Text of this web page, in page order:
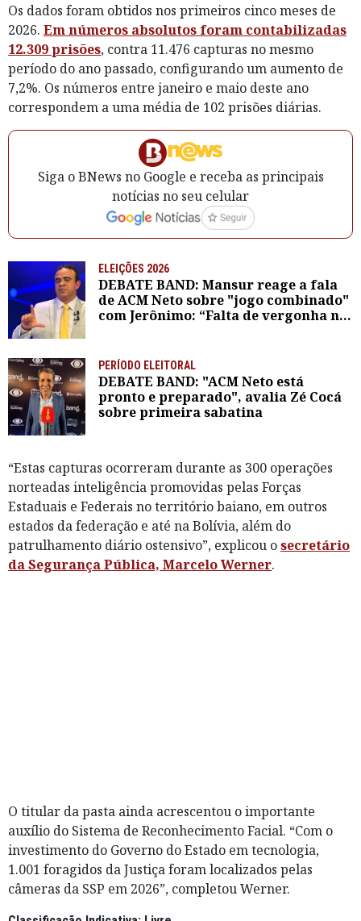
Os dados foram obtidos nos primeiros cinco meses de
2026. Em números absolutos foram contabilizadas
12.309 prisões, contra 11.476 capturas no mesmo
período do ano passado, configurando um aumento de
7,2%. Os números entre janeiro e maio deste ano
correspondem a uma média de 102 prisões diárias.
Siga o BNews no Google e receba as principais
notícias no seu celular
ELEIÇÕES 2026
DEBATE BAND: Mansur reage a fala
de ACM Neto sobre "jogo combinado"
com Jerônimo: “Falta de vergonha na
PERÍODO ELEITORAL
DEBATE BAND: "ACM Neto está
pronto e preparado", avalia Zé Cocá
sobre primeira sabatina
“Estas capturas ocorreram durante as 300 operações
norteadas inteligência promovidas pelas Forças
Estaduais e Federais no território baiano, em outros
estados da federação e até na Bolívia, além do
patrulhamento diário ostensivo”, explicou osecretário
da Segurança Pública, Marcelo Werner.
O titular da pasta ainda acrescentou o importante
auxílio do Sistema de Reconhecimento Facial. “Com o
investimento do Governo do Estado em tecnologia,
1.001 foragidos da Justiça foram localizados pelas
câmeras da SSP em 2026”, completou Werner.